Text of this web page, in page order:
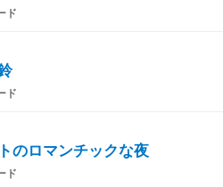
ド
ド
のロマンチックな夜
ド